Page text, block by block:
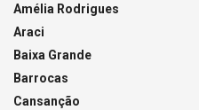
Amélia Rodrigues
Araci
Baixa Grande
Barrocas
Cansanção